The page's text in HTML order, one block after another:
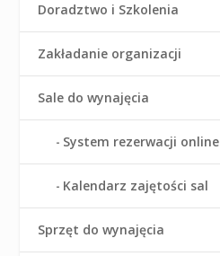
Doradztwo i Szkolenia
Zakładanie organizacji
Sale do wynajęcia
System rezerwacji online
Kalendarz zajętości sal
Sprzęt do wynajęcia